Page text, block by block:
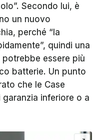
Secondo lui, è
un nuovo
perché “la
quindi una
essere più
batterie. Un punto
che le Case
inferiore o a